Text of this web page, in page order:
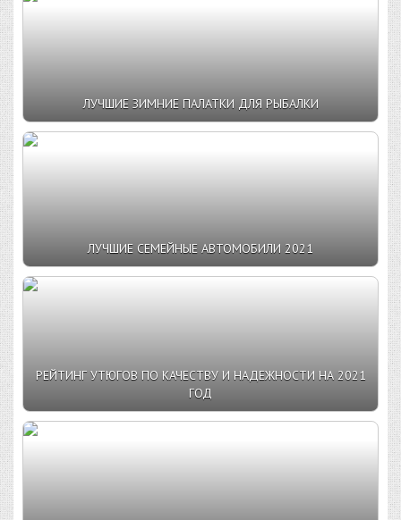
ЛУЧШИЕ ЗИМНИЕ ПАЛАТКИ ДЛЯ РЫБАЛКИ
ЛУЧШИЕ СЕМЕЙНЫЕ АВТОМОБИЛИ 2021
РЕЙТИНГ УТЮГОВ ПО КАЧЕСТВУ И НАДЕЖНОСТИ НА 2021
ГОД